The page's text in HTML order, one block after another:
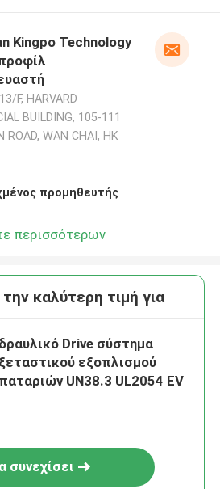
Kingpo Technology
F, HARVARD
BUILDING, 105-111
ROAD, WAN CHAI, HK
προμηθευτής
περισσότερων
καλύτερη τιμή για
Drive σύστημα
εξοπλισμού
UN38.3 UL2054 EV
συνεχίσει